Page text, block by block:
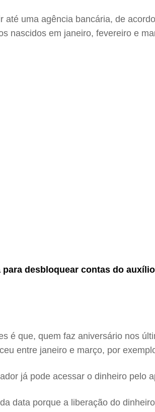
até uma agência bancária, de
nascidos em janeiro, fevereiro e
para desbloquear contas do
é que, quem faz aniversário nos
entre janeiro e março, por
já pode acessar o dinheiro pelo
data porque a liberação do